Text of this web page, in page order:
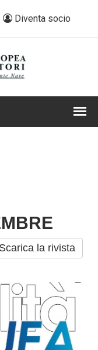
Diventa socio
Scarica la rivista